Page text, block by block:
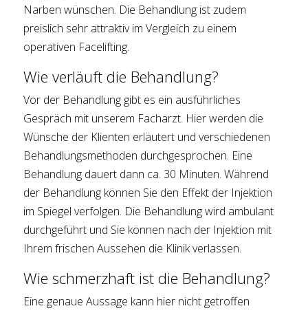
Narben wünschen. Die Behandlung ist zudem
preislich sehr attraktiv im Vergleich zu einem
operativen Facelifting.
Wie verläuft die Behandlung?
Vor der Behandlung gibt es ein ausführliches
Gespräch mit unserem Facharzt. Hier werden die
Wünsche der Klienten erläutert und verschiedenen
Behandlungsmethoden durchgesprochen. Eine
Behandlung dauert dann ca. 30 Minuten. Während
der Behandlung können Sie den Effekt der Injektion
im Spiegel verfolgen. Die Behandlung wird ambulant
durchgeführt und Sie können nach der Injektion mit
Ihrem frischen Aussehen die Klinik verlassen.
Wie schmerzhaft ist die Behandlung?
Eine genaue Aussage kann hier nicht getroffen